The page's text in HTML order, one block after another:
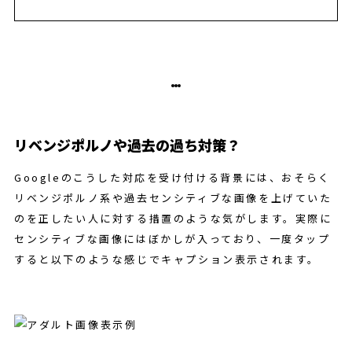
リベンジポルノや過去の過ち対策？
Googleのこうした対応を受け付ける背景には、おそらく
リベンジポルノ系や過去センシティブな画像を上げていた
のを正したい人に対する措置のような気がします。実際に
センシティブな画像にはぼかしが入っており、一度タップ
すると以下のような感じでキャプション表示されます。